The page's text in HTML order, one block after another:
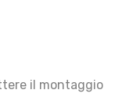
il montaggio